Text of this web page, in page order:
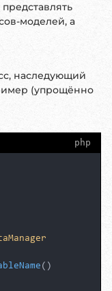
моделей, а
наследующий
(упрощённо
php
( )